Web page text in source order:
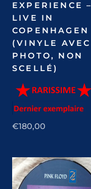
EXPERIENCE –
LIVE IN
COPENHAGEN
(VINYLE AVEC
PHOTO, NON
SCELLÉ)
€180,00